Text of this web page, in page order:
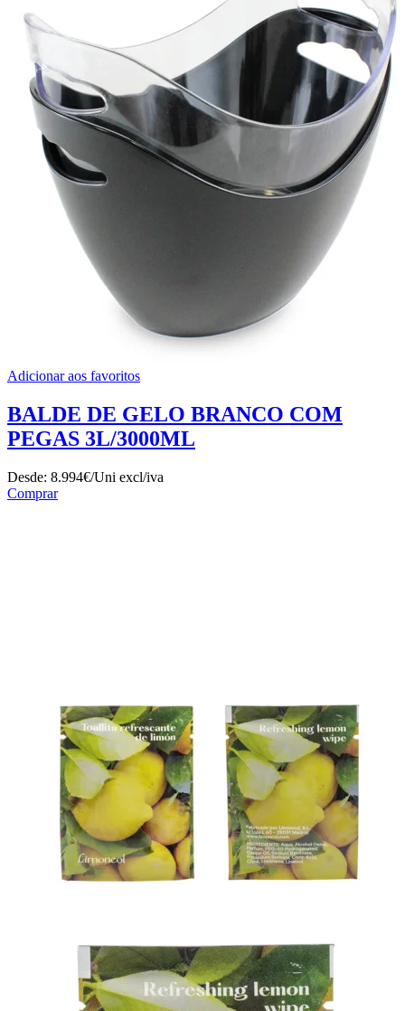
Adicionar aos favoritos
BALDE DE GELO BRANCO COM
PEGAS 3L/3000ML
Desde: 8.994€/Uni excl/iva
Comprar